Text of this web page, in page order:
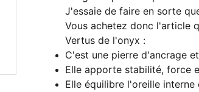
J'essaie de faire en sorte
Vous achetez donc l'article
Vertus de l'onyx :
C'est une pierre d'ancrage
Elle apporte stabilité, force
Elle équilibre l'oreille